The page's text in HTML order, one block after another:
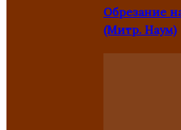
Oбрезание
(Митр. Наум)